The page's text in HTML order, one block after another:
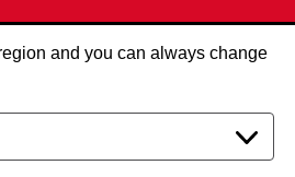
and you can always change